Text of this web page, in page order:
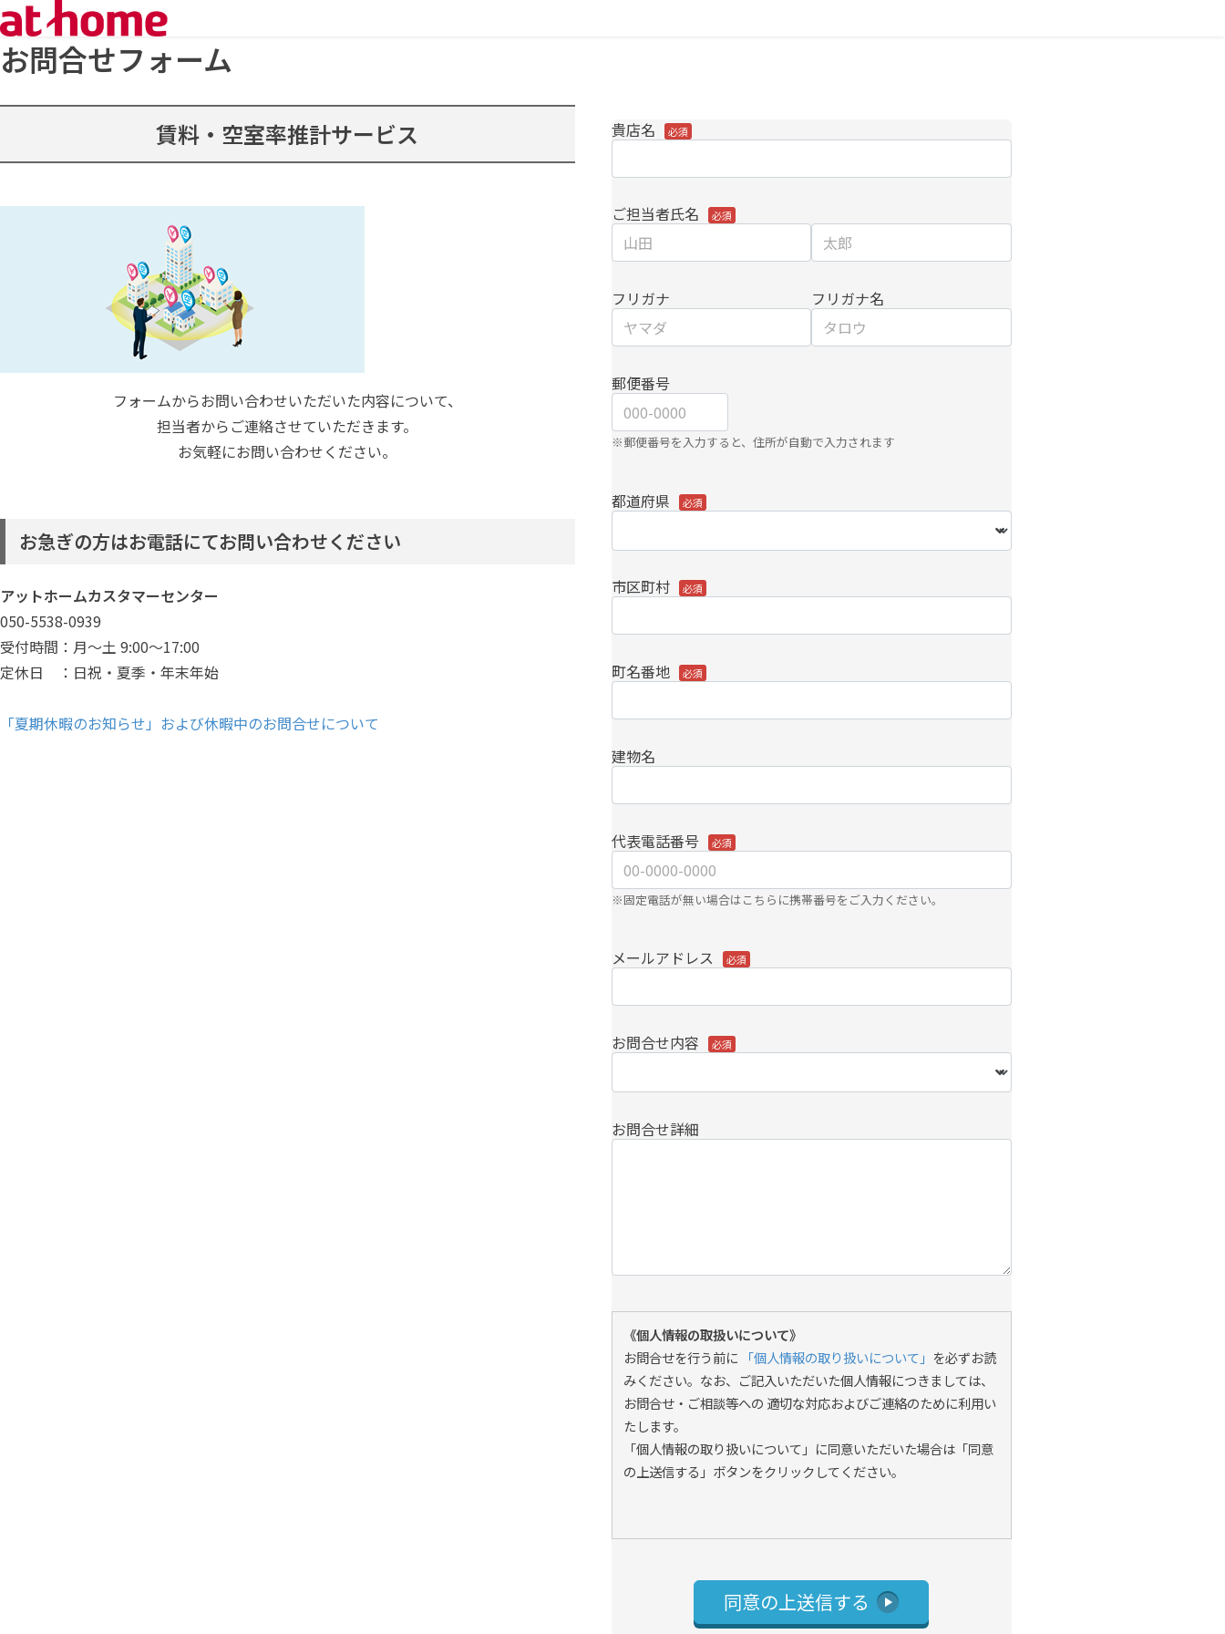
お問合せフォーム
賃料・空室率推計サービス
フォームからお問い合わせいただいた内容について、
担当者からご連絡させていただきます。
お気軽にお問い合わせください。
お急ぎの方はお電話にてお問い合わせください
アットホームカスタマーセンター
050-5538-0939
受付時間：月～土 9:00～17:00
定休日 ：日祝・夏季・年末年始
「夏期休暇のお知らせ」および休暇中のお問合せについて
貴店名
ご担当者氏名
フリガナ フリガナ名
郵便番号
※郵便番号を入力すると、住所が自動で入力されます
都道府県
市区町村
町名番地
建物名
代表電話番号
※固定電話が無い場合はこちらに携帯番号をご入力ください。
メールアドレス
お問合せ内容
お問合せ詳細
《個人情報の取扱いについて》
お問合せを行う前に
「個人情報の取り扱いについて」 を必ずお読
みください。なお、ご記入いただいた個人情報につきましては、
お問合せ・ご相談等への 適切な対応およびご連絡のために利用い
たします。
「個人情報の取り扱いについて」に同意いただいた場合は「同意
の上送信する」ボタンをクリックしてください。
同意の上送信する play_arrow